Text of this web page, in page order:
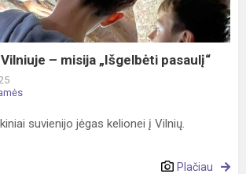
– misija „Išgelbėti pasaulį“
suvienijo jėgas kelionei į Vilnių.
Plačiau